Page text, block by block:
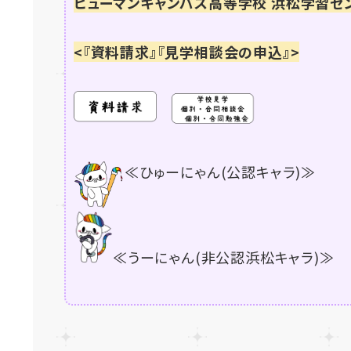
<『資料請求』『見学相談会の申込』>
≪ひゅーにゃん(公認キャラ)≫
≪うーにゃん(非公認浜松キャラ